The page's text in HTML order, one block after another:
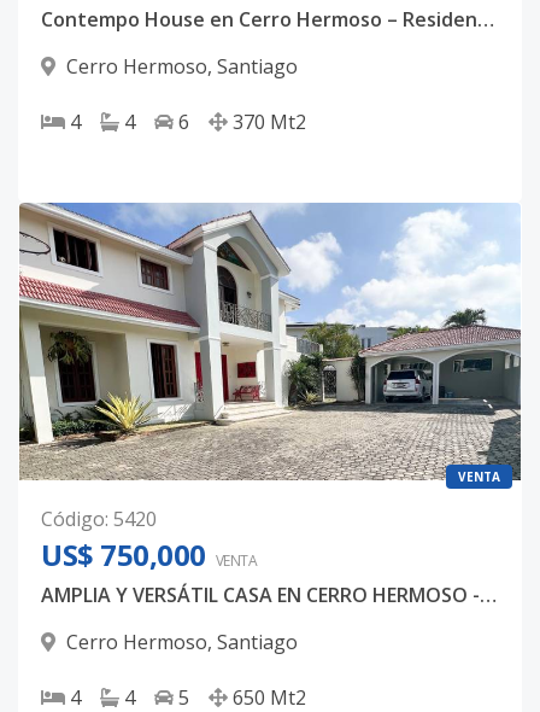
Contempo House en Cerro Hermoso – Residencia de 3 Niveles con Piscina, Roof Garden y Vista a la Montaña
Cerro Hermoso, Santiago
4 4 6 370 Mt2
VENTA
Código: 5420
US$ 750,000 VENTA
AMPLIA Y VERSÁTIL CASA EN CERRO HERMOSO - SANTIAGO
Cerro Hermoso, Santiago
4 4 5 650 Mt2